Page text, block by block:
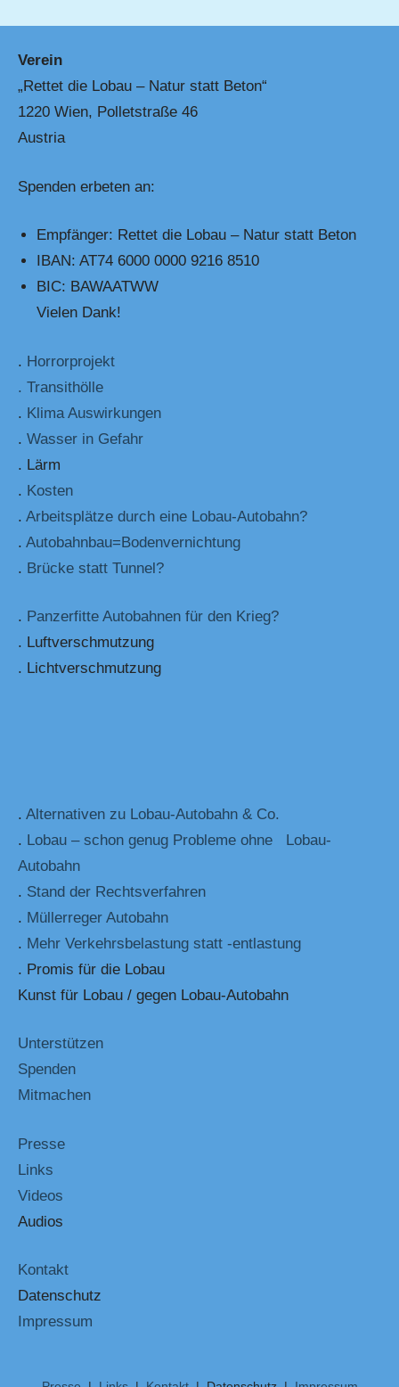
Verein
„Rettet die Lobau – Natur statt Beton“
1220 Wien, Polletstraße 46
Austria
Spenden erbeten an:
Empfänger: Rettet die Lobau – Natur statt Beton
IBAN: AT74 6000 0000 9216 8510
BIC: BAWAATWW
Vielen Dank!
. Horrorprojekt
. Transithölle
. Klima Auswirkungen
. Wasser in Gefahr
. Lärm
. Kosten
. Arbeitsplätze durch eine Lobau-Autobahn?
. Autobahnbau=Bodenvernichtung
. Brücke statt Tunnel?
. Panzerfitte Autobahnen für den Krieg?
. Luftverschmutzung
. Lichtverschmutzung
. Alternativen zu Lobau-Autobahn & Co.
. Lobau – schon genug Probleme ohne Lobau-
Autobahn
. Stand der Rechtsverfahren
. Müllerreger Autobahn
. Mehr Verkehrsbelastung statt -entlastung
. Promis für die Lobau
Kunst für Lobau / gegen Lobau-Autobahn
Unterstützen
Spenden
Mitmachen
Presse
Links
Videos
Audios
Kontakt
Datenschutz
Impressum